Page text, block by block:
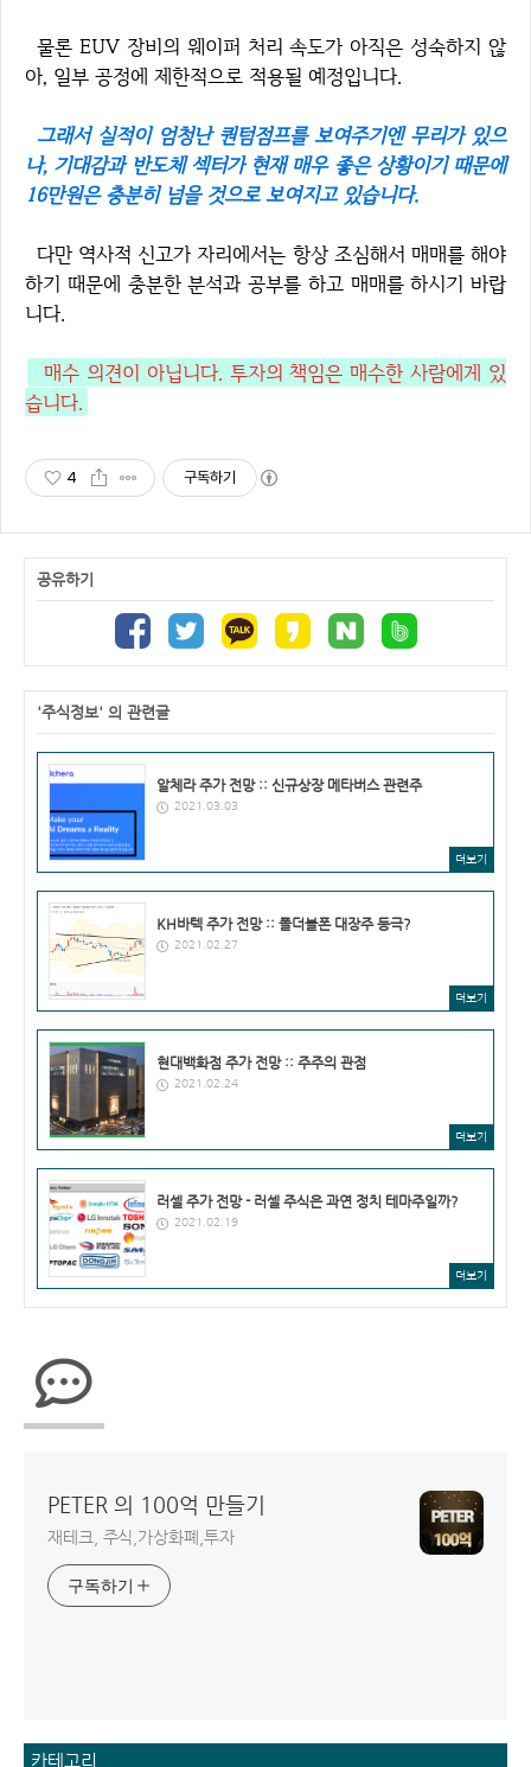
물론 EUV 장비의 웨이퍼 처리 속도가 아직은 성숙하지 않
아, 일부 공정에 제한적으로 적용될 예정입니다.
그래서 실적이 엄청난 퀀텀점프를 보여주기엔 무리가 있으
나, 기대감과 반도체 섹터가 현재 매우 좋은 상황이기 때문에
16만원은 충분히 넘을 것으로 보여지고 있습니다.
다만 역사적 신고가 자리에서는 항상 조심해서 매매를 해야
하기 때문에 충분한 분석과 공부를 하고 매매를 하시기 바랍
니다.
매수 의견이 아닙니다. 투자의 책임은 매수한 사람에게 있
습니다.
4 구독하기
공유하기
'주식정보' 의 관련글
알체라 주가 전망 :: 신규상장 메타버스 관련주
2021.03.03
더보기
KH바텍 주가 전망 :: 폴더블폰 대장주 등극?
2021.02.27
더보기
현대백화점 주가 전망 :: 주주의 관점
2021.02.24
더보기
러셀 주가 전망 - 러셀 주식은 과연 정치 테마주일까?
2021.02.19
더보기
PETER 의 100억 만들기
재테크, 주식,가상화폐,투자
구독하기
카테고리